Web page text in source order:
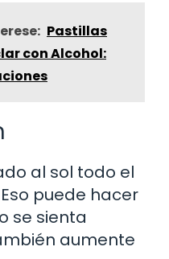
Pastillas
con Alcohol:
al sol todo el
puede hacer
se sienta
aumente